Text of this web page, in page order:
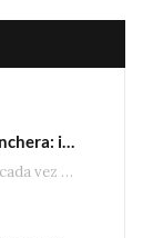
De la despensa a la lonchera: ideas rápidas para el regreso a clases
Con el regreso a clases cada vez más cerca, las familias comienzan a reorganizar horarios,…